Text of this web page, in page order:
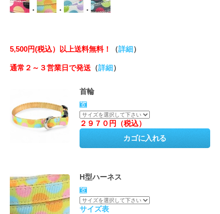
・ ・ ・
5,500円(税込）以上送料無料！ （詳細 ）
通常２～３営業日で発送 （詳細 ）
首輪
２９７０円（税込）
H型ハーネス
サイズ表